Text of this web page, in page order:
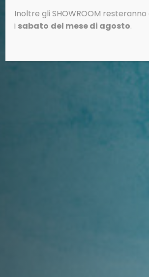
Inoltre gli SHOWROOM
i sabato del mese di agosto.